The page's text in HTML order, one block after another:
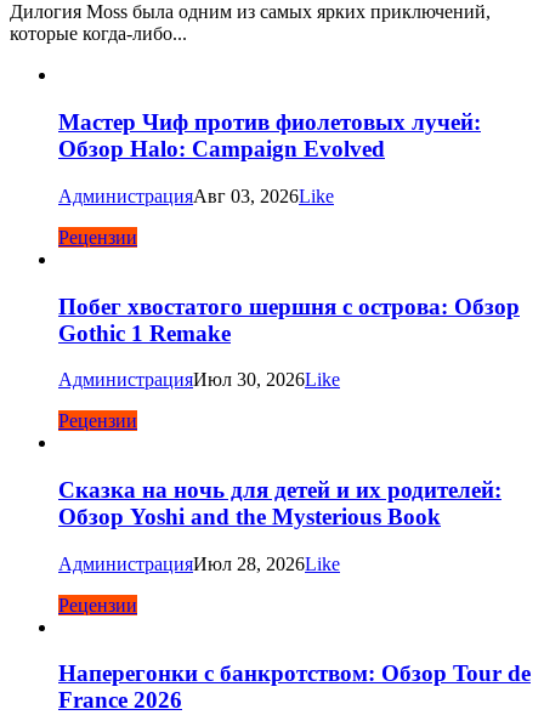
Дилогия Moss была одним из самых ярких приключений,
которые когда-либо...
Мастер Чиф против фиолетовых лучей:
Обзор Halo: Campaign Evolved
АдминистрацияАвг 03, 2026Like
Рецензии
Побег хвостатого шершня с острова: Обзор
Gothic 1 Remake
АдминистрацияИюл 30, 2026Like
Рецензии
Сказка на ночь для детей и их родителей:
Обзор Yoshi and the Mysterious Book
АдминистрацияИюл 28, 2026Like
Рецензии
Наперегонки с банкротством: Обзор Tour de
France 2026